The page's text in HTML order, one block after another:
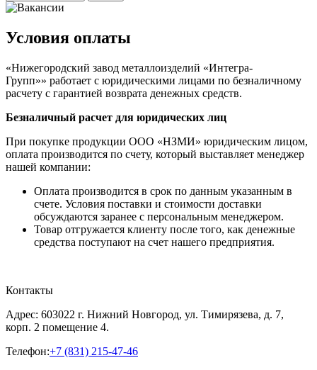
Условия оплаты
«Нижегородский завод металлоизделий «Интегра-
Групп»» работает с юридическими лицами по безналичному
расчету с гарантией возврата денежных средств.
Безналичный расчет для юридических лиц
При покупке продукции ООО «НЗМИ» юридическим лицом,
оплата производится по счету, который выставляет менеджер
нашей компании:
Оплата производится в срок по данным указанным в
счете. Условия поставки и стоимости доставки
обсуждаются заранее с персональным менеджером.
Товар отгружается клиенту после того, как денежные
средства поступают на счет нашего предприятия.
Контакты
Адрес: 603022 г. Нижний Новгород, ул. Тимирязева, д. 7,
корп. 2 помещение 4.
Телефон:+7 (831) 215-47-46